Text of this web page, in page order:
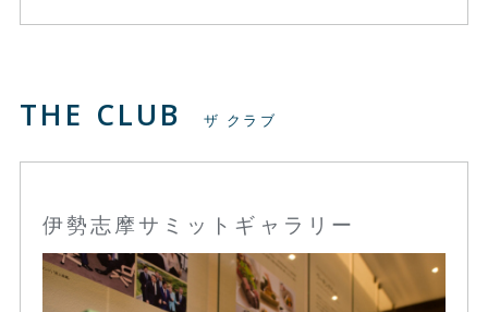
THE CLUB ザ クラブ
伊勢志摩サミットギャラリー